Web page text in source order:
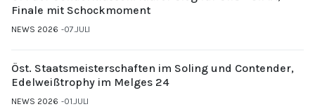
Finale mit Schockmoment
NEWS 2026 07.JULI
Öst. Staatsmeisterschaften im Soling und Contender,
Edelweißtrophy im Melges 24
NEWS 2026 01.JULI